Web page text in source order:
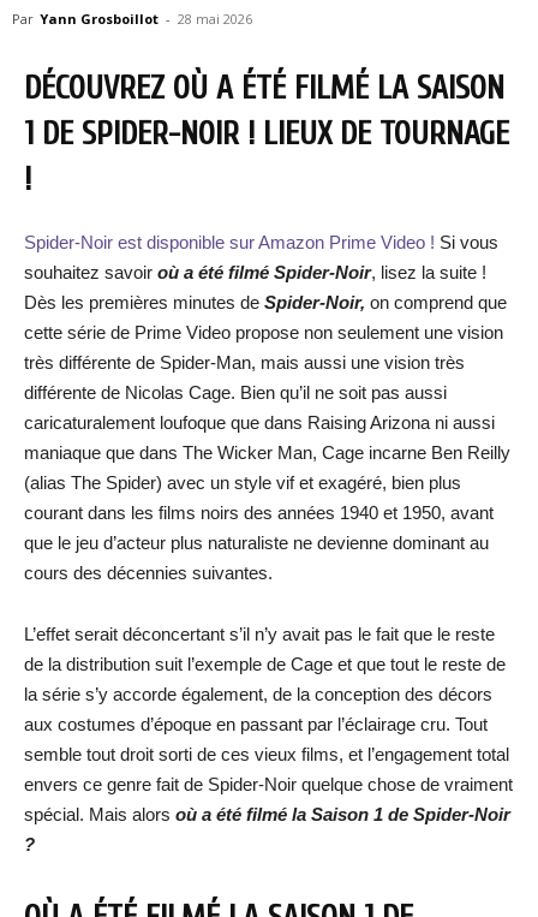
Par Yann Grosboillot - 28 mai 2026
DÉCOUVREZ OÙ A ÉTÉ FILMÉ LA SAISON
1 DE SPIDER-NOIR ! LIEUX DE TOURNAGE
!
Spider-Noir est disponible sur Amazon Prime Video ! Si vous
souhaitez savoir où a été filmé Spider-Noir, lisez la suite !
Dès les premières minutes de Spider-Noir, on comprend que
cette série de Prime Video propose non seulement une vision
très différente de Spider-Man, mais aussi une vision très
différente de Nicolas Cage. Bien qu’il ne soit pas aussi
caricaturalement loufoque que dans Raising Arizona ni aussi
maniaque que dans The Wicker Man, Cage incarne Ben Reilly
(alias The Spider) avec un style vif et exagéré, bien plus
courant dans les films noirs des années 1940 et 1950, avant
que le jeu d’acteur plus naturaliste ne devienne dominant au
cours des décennies suivantes.
L’effet serait déconcertant s’il n’y avait pas le fait que le reste
de la distribution suit l’exemple de Cage et que tout le reste de
la série s’y accorde également, de la conception des décors
aux costumes d’époque en passant par l’éclairage cru. Tout
semble tout droit sorti de ces vieux films, et l’engagement total
envers ce genre fait de Spider-Noir quelque chose de vraiment
spécial. Mais alors où a été filmé la Saison 1 de Spider-Noir
?